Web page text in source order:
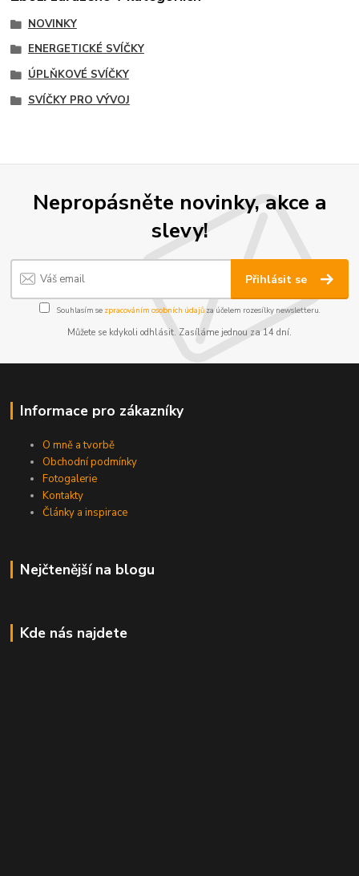
NOVINKY
ENERGETICKÉ SVÍČKY
ÚPLŇKOVÉ SVÍČKY
SVÍČKY PRO VÝVOJ
Nepropásněte novinky, akce a
slevy!
Přihlásit se
Souhlasím se zpracováním osobních údajůza účelem rozesílky newsletteru.
Můžete se kdykoli odhlásit. Zasíláme jednou za 14 dní.
Informace pro zákazníky
O mně a tvorbě
Obchodní podmínky
Fotogalerie
Kontakty
Články a inspirace
Nejčtenější na blogu
Kde nás najdete